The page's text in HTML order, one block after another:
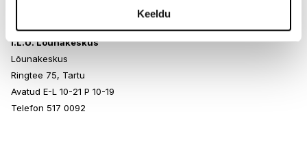
Keeldu
I.L.U. Lõunakeskus
Lõunakeskus
Ringtee 75, Tartu
Avatud E-L 10-21 P 10-19
Telefon 517 0092